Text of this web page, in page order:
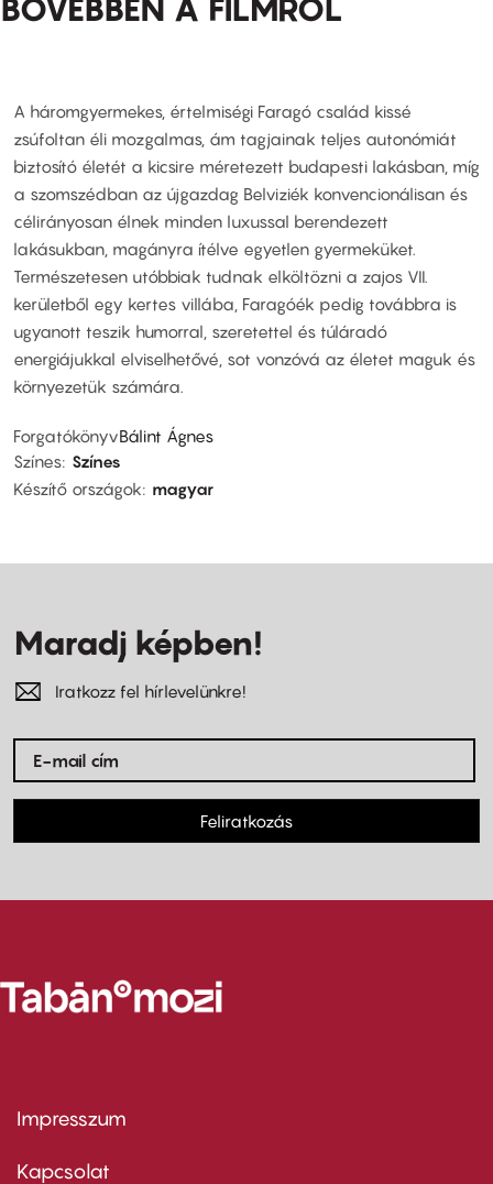
BŐVEBBEN A FILMRŐL
A háromgyermekes, értelmiségi Faragó család kissé
zsúfoltan éli mozgalmas, ám tagjainak teljes autonómiát
biztosító életét a kicsire méretezett budapesti lakásban, míg
a szomszédban az újgazdag Belviziék konvencionálisan és
célirányosan élnek minden luxussal berendezett
lakásukban, magányra ítélve egyetlen gyermeküket.
Természetesen utóbbiak tudnak elköltözni a zajos VII.
kerületből egy kertes villába, Faragóék pedig továbbra is
ugyanott teszik humorral, szeretettel és túláradó
energiájukkal elviselhetővé, sot vonzóvá az életet maguk és
környezetük számára.
ForgatókönyvBálint Ágnes
Színes Színes
Készítő országok
magyar
Maradj képben!
Iratkozz fel hírlevelünkre!
Feliratkozás
Footer
first
Impresszum
Kapcsolat